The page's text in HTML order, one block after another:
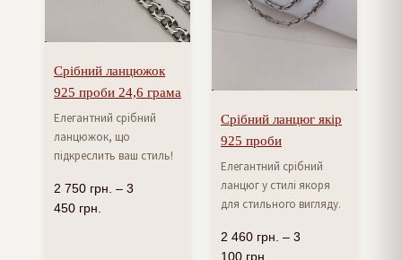
Срібний ланцюжок
925 проби 24,6 грама
Елегантний срібний
ланцюжок, що
підкреслить ваш стиль!
2 750 грн. – 3
450 грн.
Срібний ланцюг якір
925 проби
Елегантний срібний
ланцюг у стилі якоря
для стильного вигляду.
2 460 грн. – 3
100 грн.